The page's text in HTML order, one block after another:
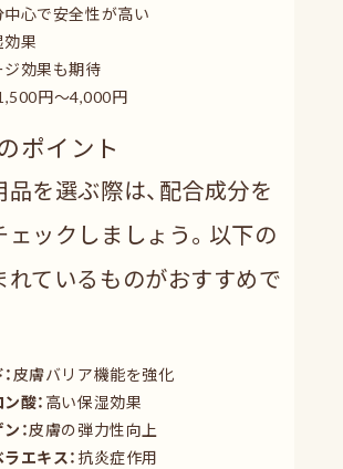
心で安全性が高い
果
ジ効果も期待
円〜4,000円
ポイント
を選ぶ際は、配合成分を
ェックしましょう。以下の
れているものがおすすめで
皮膚バリア機能を強化
酸： 高い保湿効果
：皮膚の弾力性向上
エキス：抗炎症作用